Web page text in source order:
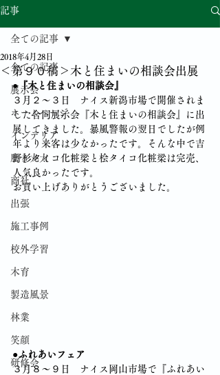
記事
全ての記事
展示会
ホームページ
インテリア
磨き丸太
商社
出張
施工事例
校外学習
木育
製造風景
林業
笑顔
研修会
全ての記事
＜第９０稿＞木と住まいの相談会出展
2018年4月28日
●『木と住まいの相談会』
３月２～３日　ナイス新潟市場で開催されま
した合同展示会『木と住まいの相談会』に出
展してきました。暴風警報の翌日でしたが例
年より来客は少なかったです。そんな中で吉
野杉タイコ化粧梁と桧タイコ化粧梁は完売、
人気良かったです。
お買い上げありがとうございました。
●ふれあいフェア
３月８～９日　ナイス岡山市場で『ふれあい